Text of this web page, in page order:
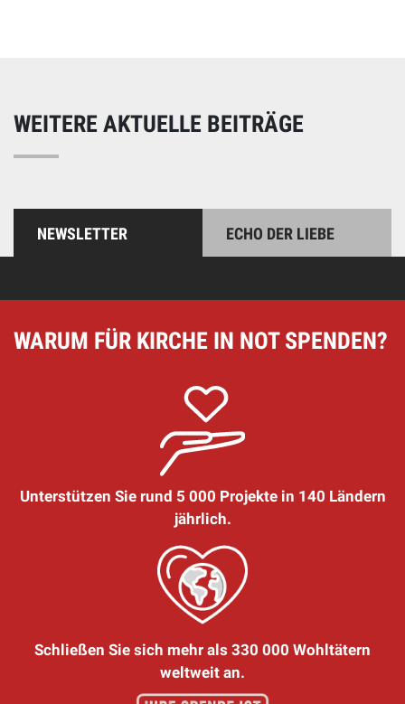
WEITERE AKTUELLE BEITRÄGE
NEWSLETTER ECHO DER LIEBE
WARUM FÜR KIRCHE IN NOT SPENDEN?
Unterstützen Sie rund 5 000 Projekte in 140 Ländern
jährlich.
Schließen Sie sich mehr als 330 000 Wohltätern
weltweit an.